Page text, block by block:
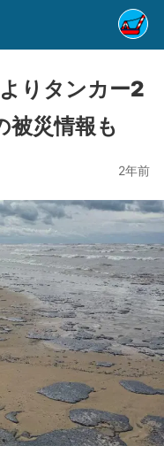
りタンカー2
被災情報も
2年前